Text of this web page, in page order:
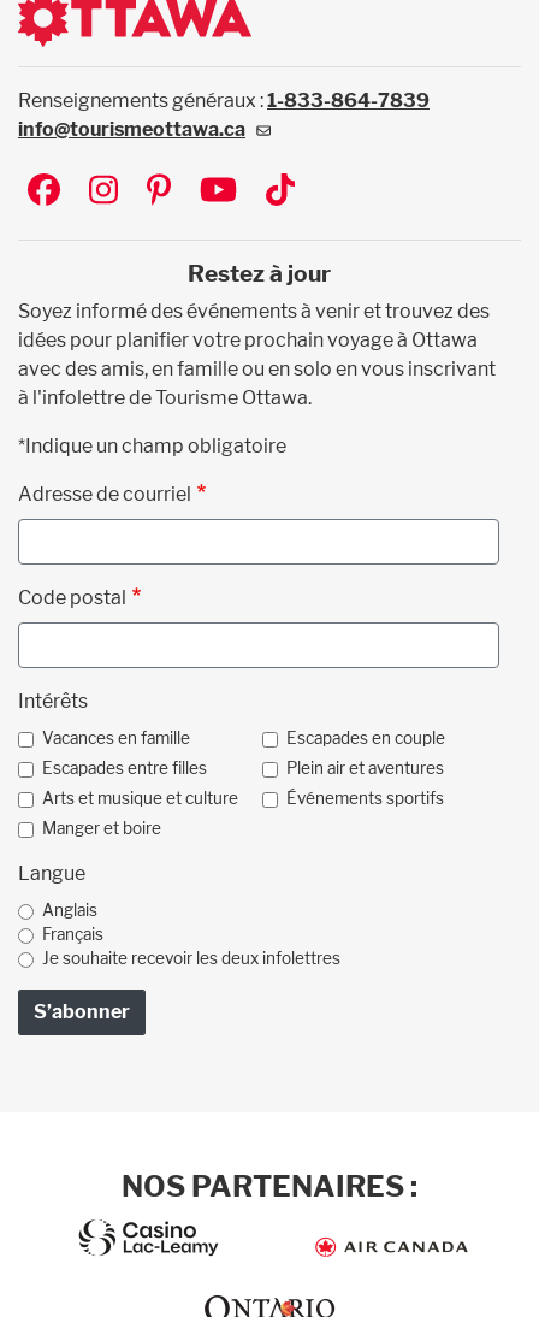
Renseignements généraux :1-833-864-7839
info@tourismeottawa.ca
Social
Restez à jour
Soyez informé des événements à venir et trouvez des
idées pour planifier votre prochain voyage à Ottawa
avec des amis, en famille ou en solo en vous inscrivant
à l'infolettre de Tourisme Ottawa.
*Indique un champ obligatoire
Adresse de courriel
Code postal
Intérêts
Vacances en famille
Escapades en couple
Escapades entre filles
Plein air et aventures
Arts et musique et culture
Événements sportifs
Manger et boire
Langue
Anglais
Français
Je souhaite recevoir les deux infolettres
NOS PARTENAIRES :